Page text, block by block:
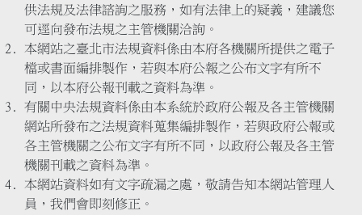
供法規及法律諮詢之服務，如有法律上的疑義，建議您
可逕向發布法規之主管機關洽詢。
本網站之臺北市法規資料係由本府各機關所提供之電子
檔或書面編排製作，若與本府公報之公布文字有所不
同，以本府公報刊載之資料為準。
有關中央法規資料係由本系統於政府公報及各主管機關
網站所發布之法規資料蒐集編排製作，若與政府公報或
各主管機關之公布文字有所不同，以政府公報及各主管
機關刊載之資料為準。
本網站資料如有文字疏漏之處，敬請告知本網站管理人
員，我們會即刻修正。